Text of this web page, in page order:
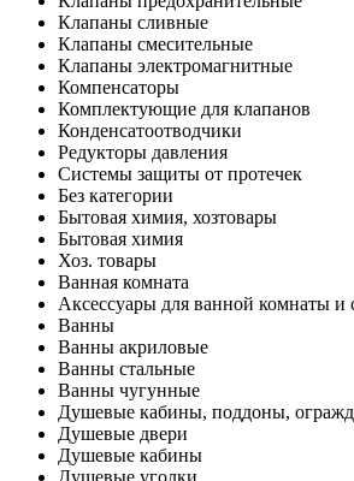
Клапаны сливные
Клапаны смесительные
Клапаны электромагнитные
Компенсаторы
Комплектующие для клапанов
Конденсатоотводчики
Редукторы давления
Системы защиты от протечек
Без категории
Бытовая химия, хозтовары
Бытовая химия
Хоз. товары
Ванная комната
Аксессуары для ванной комнаты и
Ванны
Ванны акриловые
Ванны стальные
Ванны чугунные
Душевые кабины, поддоны,
Душевые двери
Душевые кабины
Душевые уголки